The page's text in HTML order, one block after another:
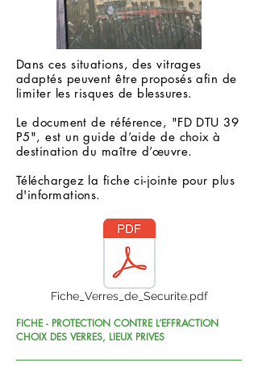
Dans ces situations, des vitrages
adaptés peuvent être proposés afin de
limiter les risques de blessures.
Le document de référence, "FD DTU 39
P5", est un guide d’aide de choix à
destination du maître d’œuvre.
Téléchargez la fiche ci-jointe pour plus
d'informations.
Fiche_Verres_de_Securite.pdf
FICHE - PROTECTION CONTRE L’EFFRACTION
CHOIX DES VERRES, LIEUX PRIVES